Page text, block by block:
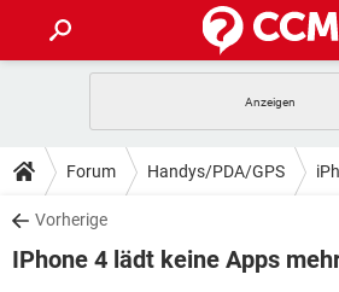
ANDROID IOS
WINDOWS 10
WHATSAPP TIKTOK
TIPPS & TRICKS
SPIELE
DOWNLOADS
SPIELE
Forum Handys/PDA/GPS
Vorherige
IPhone 4 lädt keine Apps